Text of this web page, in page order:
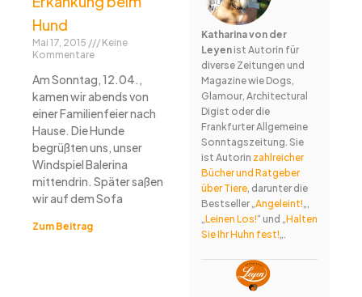
Hund
Mai 17, 2015
Keine
Kommentare
Am Sonntag, 12.04.,
kamen wir abends von
einer Familienfeier nach
Hause. Die Hunde
begrüßten uns, unser
Windspiel Balerina
mittendrin. Später saßen
wir auf dem Sofa
Zum Beitrag
Katharina von der
Leyenist Autorin für
diverse Zeitungen und
Magazine wie Dogs,
Glamour, Architectural
Digist oder die
Frankfurter Allgemeine
Sonntagszeitung. Sie
ist Autorin zahlreicher
Bücher und Ratgeber
über Tiere, darunter die
Bestseller „Angeleint!„,
„Leinen Los!“ und „Halten
Sie Ihr Huhn fest!„.